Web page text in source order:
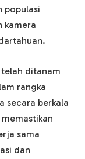
populasi
kamera
telah ditanam
rangka
secara berkala
sama
dan